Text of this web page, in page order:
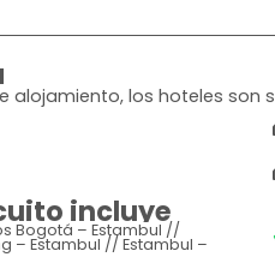
alojamiento, los hoteles
incluye
Bogotá – Estambul //
– Estambul // Estambul –